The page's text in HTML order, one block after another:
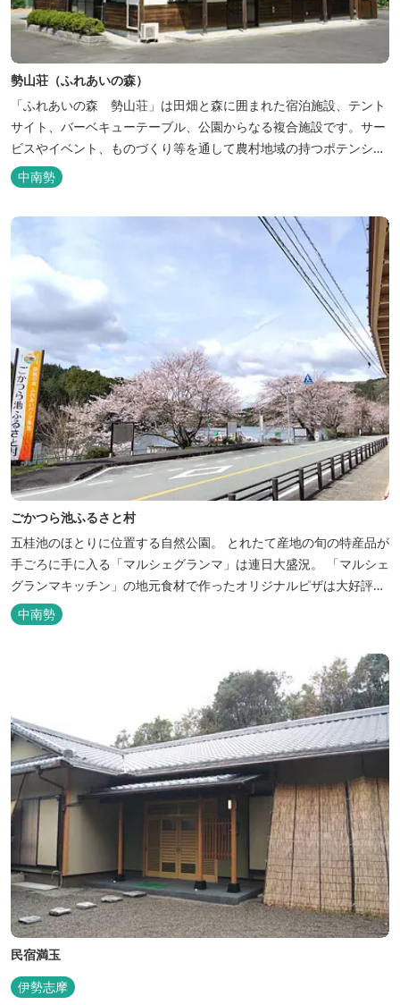
勢山荘（ふれあいの森）
「ふれあいの森 勢山荘」は田畑と森に囲まれた宿泊施設、テント
サイト、バーベキューテーブル、公園からなる複合施設です。サー
ビスやイベント、ものづくり等を通して農村地域の持つポテンシャ
ルを発信しています。 めだかやタガメなど水生生物が生息し、初夏
にはホタルが飛び交う「メダカ池」や、約９０００本のあじさいが
植えられた「あじさいの小径」を散策し、遠い昔に過ごした懐かし
中南勢
ごかつら池ふるさと村
五桂池のほとりに位置する自然公園。 とれたて産地の旬の特産品が
手ごろに手に入る「マルシェグランマ」は連日大盛況。 「マルシェ
グランマキッチン」の地元食材で作ったオリジナルピザは大好評！
バーベキューも楽しめます。食材と必要な道具がセットになった
「手ぶらバーベキューセット」も人気です。 『ごかつら池どうぶつ
中南勢
民宿満玉
伊勢志摩